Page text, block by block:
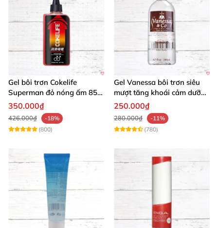
Gel bôi trơn Cokelife
Superman đỏ nóng ấm 85g
giảm đau rát
350.000₫
426.000₫
-18%
(800)
Gel Vanessa bôi trơn siêu
mượt tăng khoái cảm dưỡng
ẩm 200ml
250.000₫
280.000₫
-11%
(780)